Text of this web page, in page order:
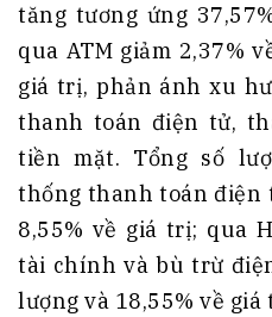
tăng tương ứng
qua ATM giảm 2,37%
giá trị, phản ánh xu
thanh toán điện tử,
tiền mặt. Tổng số
thống thanh toán điện
8,55% về giá trị; qua
tài chính và bù trừ
lượng và 18,55% về giá